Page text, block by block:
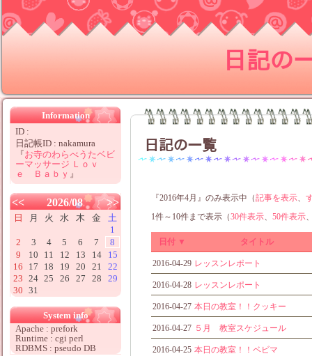
日記の
日記の一覧
『2016年4月』のみ表示中（記事を表示 、
1件～10件まで表示（30件表示、50件表示
日付 ▼ タイトル
2016-04-29 レッスンレポート
2016-04-28 レッスンレポート
2016-04-27 本日の教室！！クッキー
2016-04-27 ５月 教室スケジュール
2016-04-25 本日の教室！！ベビマ
Information
ID :
日記帳ID : nakamura
『お寺のわらべうたベビ
ーマッサージ Ｌｏｖ
ｅ Ｂａｂｙ 』
<< 2026/08 >>
日 月 火 水 木 金
土
1
2
3 4 5 6 7
8
9
10 11 12 13 14
15
16
17 18 19 20 21
22
23 24 25 26 27 28
29
30 31
System info
Apache : prefork
Runtime : cgi perl
RDBMS : pseudo DB